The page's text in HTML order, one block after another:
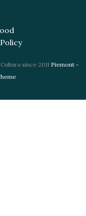
since 2011 Piemont -